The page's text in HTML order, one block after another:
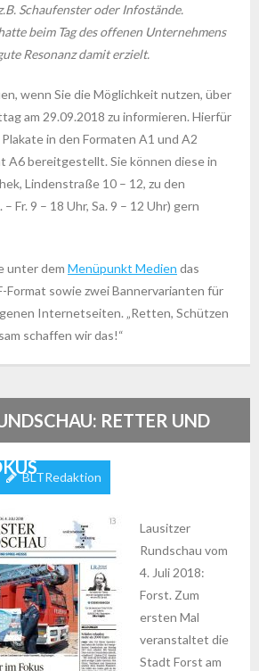
Schaufenster oder Infostände.
beim Tag des offenen Unternehmens
Resonanz damit erzielt.
wenn Sie die Möglichkeit nutzen, über
am 29.09.2018 zu informieren. Hierfür
in den Formaten A1 und A2
A6 bereitgestellt. Sie können diese in
Lindenstraße 10 – 12, zu den
Fr. 9 – 18 Uhr, Sa. 9 – 12 Uhr) gern
unter dem Menüpunkt Medien das
Format sowie zwei Bannervarianten für
Internetseiten. „Retten, Schützen
schaffen wir das!“
RETTER UND
BLTRedaktion
Lausitzer
Rundschau vom
4. Juli 2018:
Forst. Zum
ersten Mal
veranstaltet die
Stadt Forst am